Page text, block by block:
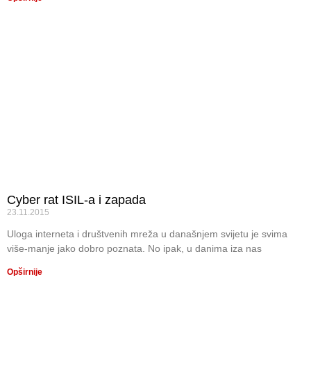
Cyber rat ISIL-a i zapada
23.11.2015
Uloga interneta i društvenih mreža u današnjem svijetu je svima
više-manje jako dobro poznata. No ipak, u danima iza nas
Opširnije